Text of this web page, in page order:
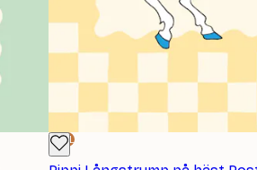
DEAL